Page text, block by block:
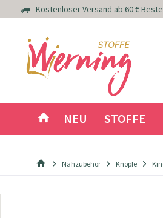
Kostenloser Versand ab 60 €
NEU STOFFE
Nähzubehör Knöpfe